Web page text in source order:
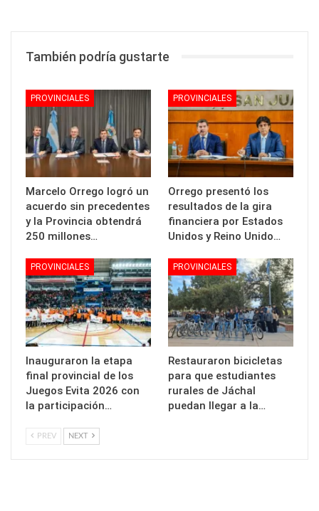
También podría gustarte
PROVINCIALES
Marcelo Orrego logró un
acuerdo sin precedentes
y la Provincia obtendrá
250 millones…
PROVINCIALES
Orrego presentó los
resultados de la gira
financiera por Estados
Unidos y Reino Unido…
PROVINCIALES
Inauguraron la etapa
final provincial de los
Juegos Evita 2026 con
la participación…
PROVINCIALES
Restauraron bicicletas
para que estudiantes
rurales de Jáchal
puedan llegar a la…
PREV NEXT